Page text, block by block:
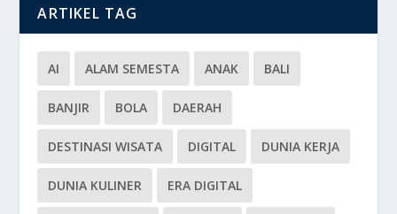
ARTIKEL TAG
AI ALAM SEMESTA ANAK BALI
BANJIR BOLA DAERAH
DESTINASI WISATA DIGITAL DUNIA KERJA
DUNIA KULINER ERA DIGITAL